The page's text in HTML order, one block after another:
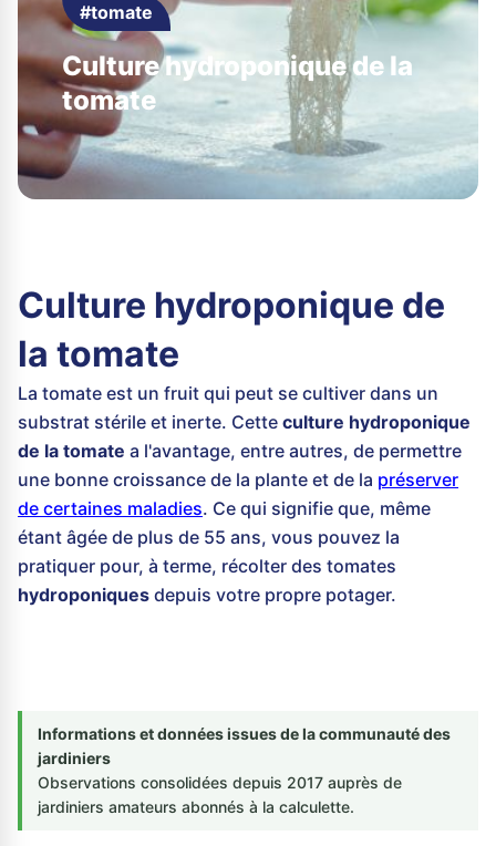
#tomate
Culture hydroponique de la
tomate
Culture hydroponique de
la tomate
La tomate est un fruit qui peut se cultiver dans un
substrat stérile et inerte. Cette culture hydroponique
de la tomate a l'avantage, entre autres, de permettre
une bonne croissance de la plante et de la préserver
de certaines maladies. Ce qui signifie que, même
étant âgée de plus de 55 ans, vous pouvez la
pratiquer pour, à terme, récolter des tomates
hydroponiques depuis votre propre potager.
Informations et données issues de la communauté des
jardiniers
Observations consolidées depuis 2017 auprès de
jardiniers amateurs abonnés à la calculette.